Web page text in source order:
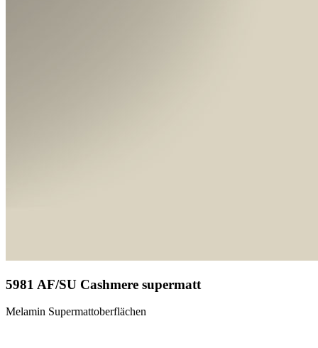
5981 AF/SU Cashmere supermatt
Melamin Supermattoberflächen